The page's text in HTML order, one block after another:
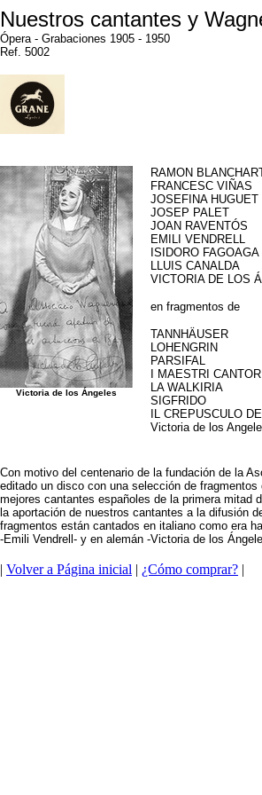
Nuestros cantantes y
Ópera - Grabaciones 1905 - 1950
Ref. 5002
Victoria de los Ángeles
RAMON
FRANCESC VIÑAS
JOSEFINA HUGUET
JOSEP PALET
JOAN RAVENTÓS
EMILI VENDRELL
ISIDORO FAGOAGA
LLUIS CANALDA
VICTORIA DE LOS
en fragmentos de
TANNHÄUSER
LOHENGRIN
PARSIFAL
I MAESTRI CANTORI
LA WALKIRIA
SIGFRIDO
IL CREPUSCULO
Victoria de los
Con motivo del centenario de la fundación de la
editado un disco con una selección de
mejores cantantes españoles de la primera
la aportación de nuestros cantantes a la difusión
fragmentos están cantados en italiano como era
-Emili Vendrell- y en alemán -Victoria de los
| Volver a Página inicial | ¿Cómo comprar? |